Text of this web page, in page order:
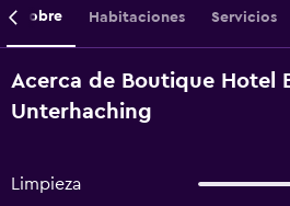
Sobre Habitaciones Servicios
Acerca de Boutique Hotel
Unterhaching
Limpieza